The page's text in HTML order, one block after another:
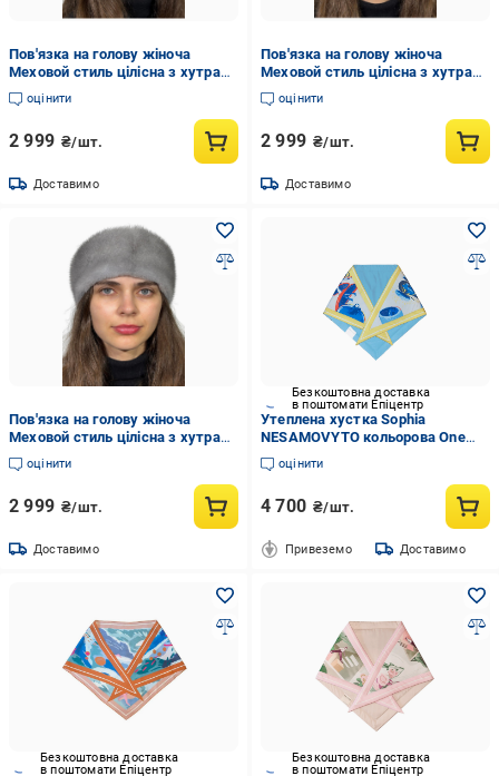
Пов'язка на голову жіноча
Меховой стиль цілісна з хутра
норки Колотий лід (1003/M)
оцінити
2 999 ₴/шт.
Доставимо
Пов'язка на голову жіноча
Меховой стиль цілісна з хутра
норки Червоний (1003/N)
оцінити
2 999 ₴/шт.
Доставимо
Пов'язка на голову жіноча
Меховой стиль цілісна з хутра
норки Сапфір (1003/O)
оцінити
2 999 ₴/шт.
Доставимо
Безкоштовна доставка
в поштомати Епіцентр
Утеплена хустка Sophia
NESAMOVYTO кольорова One
size
оцінити
4 700 ₴/шт.
Привеземо Доставимо
Безкоштовна доставка
в поштомати Епіцентр
Безкоштовна доставка
в поштомати Епіцентр